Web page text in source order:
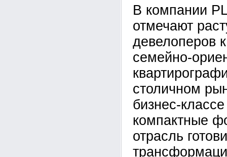
В компании
отмечают
девелоперов
семейно-
столичном
бизнес-
компактные
отрасль